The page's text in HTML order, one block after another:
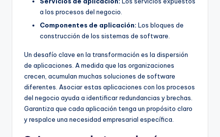
a los procesos del negocio.
Componentes de aplicación: Los bloques de
construcción de los sistemas de software.
Un desafío clave en la transformación es la dispersión
de aplicaciones. A medida que las organizaciones
crecen, acumulan muchas soluciones de software
diferentes. Asociar estas aplicaciones con los procesos
del negocio ayuda a identificar redundancias y brechas.
Garantiza que cada aplicación tenga un propósito claro
y respalce una necesidad empresarial específica.